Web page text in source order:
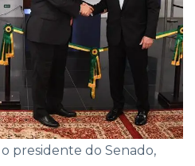
presidente do Senado,